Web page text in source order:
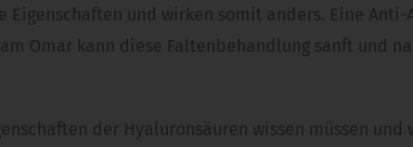
und wirken somit anders. Eine Anti-
Omar kann diese Faltenbehandlung sanft und
der Hyaluronsäuren wissen müssen